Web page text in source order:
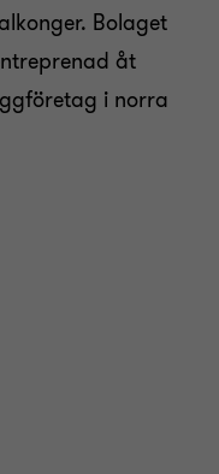
Bolaget
åt
i norra